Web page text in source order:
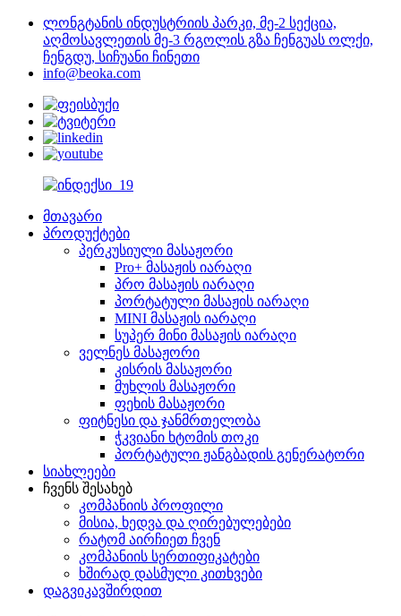
ლონგტანის ინდუსტრიის პარკი, მე-2 სექცია,
აღმოსავლეთის მე-3 რგოლის გზა ჩენგუას ოლქი,
ჩენგდუ, სიჩუანი ჩინეთი
info@beoka.com
მთავარი
პროდუქტები
პერკუსიული მასაჟორი
Pro+ მასაჟის იარაღი
პრო მასაჟის იარაღი
პორტატული მასაჟის იარაღი
MINI მასაჟის იარაღი
სუპერ მინი მასაჟის იარაღი
ველნეს მასაჟორი
კისრის მასაჟორი
მუხლის მასაჟორი
ფეხის მასაჟორი
ფიტნესი და ჯანმრთელობა
ჭკვიანი ხტომის თოკი
პორტატული ჟანგბადის გენერატორი
სიახლეები
ჩვენს შესახებ
კომპანიის პროფილი
მისია, ხედვა და ღირებულებები
რატომ აირჩიეთ ჩვენ
კომპანიის სერთიფიკატები
ხშირად დასმული კითხვები
დაგვიკავშირდით